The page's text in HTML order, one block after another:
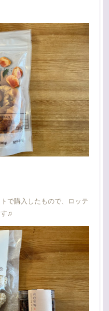
で購入したもので、ロッテ
♫